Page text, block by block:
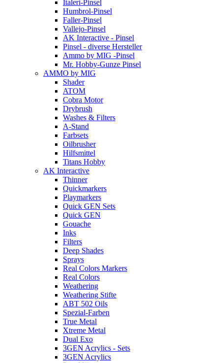
Italeri-Pinsel
Humbrol-Pinsel
Faller-Pinsel
Vallejo-Pinsel
AK Interactive - Pinsel
Pinsel - diverse Hersteller
Ammo by MIG -Pinsel
Mr. Hobby-Gunze Pinsel
AMMO by MIG
Shader
ATOM
Cobra Motor
Drybrush
Washes & Filters
A-Stand
Farbsets
Oilbrusher
Hilfsmittel
Titans Hobby
AK Interactive
Thinner
Quickmarkers
Playmarkers
Quick GEN Sets
Quick GEN
Gouache
Inks
Filters
Deep Shades
Sprays
Real Colors Markers
Real Colors
Weathering
Weathering Stifte
ABT 502 Oils
Spezial-Farben
True Metal
Xtreme Metal
Dual Exo
3GEN Acrylics - Sets
3GEN Acrylics